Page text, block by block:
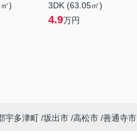
)
3DK (63.05㎡)
4.9万円
宇多津町 坂出市 高松市 善通寺市